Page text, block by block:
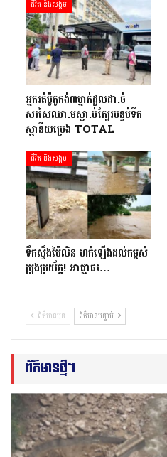
ជីវិត និងសង្គម
អ្នក​រត់​ម៉ូតូកង់៣​​ម្នាក់​ដួល​ដា.ច់​
សរសៃឈា.ម​ស្លា.ប់​ក្បែរ​បន្ទប់ទឹក​
ស្ថានីយ​ប្រេង ​TOTAL
ជីវិត និងសង្គម
ទឹកស្ទឹងប៉ៃលិន ហក់ឡើងដល់កម្ពស់
ប្រុងប្រយ័ត្ន! អាជ្ញាធរ…
ព័ត៌មានមុន ព័ត៌មានបន្ទាប់
ព័ត៌មានថ្មីៗ